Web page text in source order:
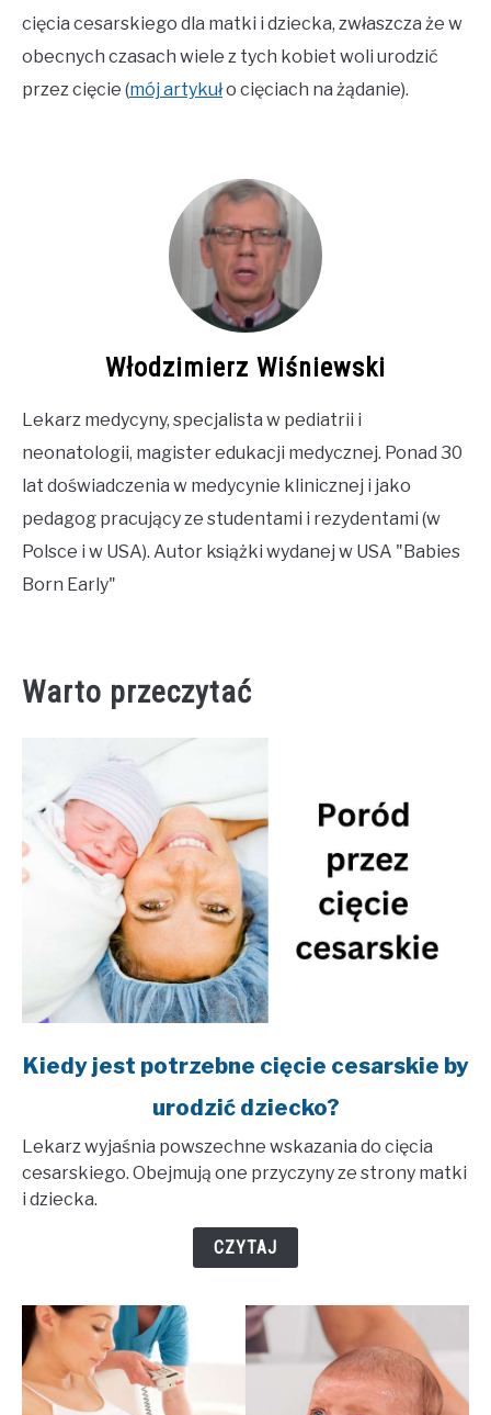
cięcia cesarskiego dla matki i dziecka, zwłaszcza że w
obecnych czasach wiele z tych kobiet woli urodzić
przez cięcie (mój artykuło cięciach na żądanie).
Włodzimierz Wiśniewski
Lekarz medycyny, specjalista w pediatrii i
neonatologii, magister edukacji medycznej. Ponad 30
lat doświadczenia w medycynie klinicznej i jako
pedagog pracujący ze studentami i rezydentami (w
Polsce i w USA). Autor książki wydanej w USA "Babies
Born Early"
Warto przeczytać
link
jest
potrzebne
cięcie
Kiedy jest potrzebne cięcie cesarskie by
urodzić dziecko?
Lekarz wyjaśnia powszechne wskazania do cięcia
cesarskiego. Obejmują one przyczyny ze strony matki
i dziecka.
CZYTAJ